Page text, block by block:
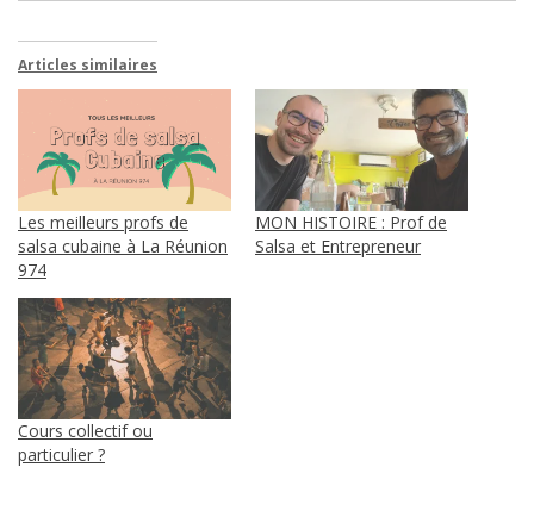
Articles similaires
Les meilleurs profs de
salsa cubaine à La Réunion
974
MON HISTOIRE : Prof de
Salsa et Entrepreneur
Cours collectif ou
particulier ?